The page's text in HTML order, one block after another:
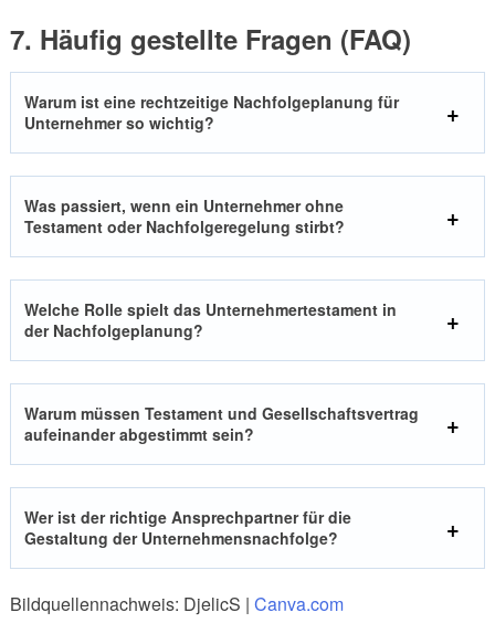
7. Häufig gestellte Fragen (FAQ)
Warum ist eine rechtzeitige Nachfolgeplanung für
Unternehmer so wichtig?
Was passiert, wenn ein Unternehmer ohne
Testament oder Nachfolgeregelung stirbt?
Welche Rolle spielt das Unternehmertestament in
der Nachfolgeplanung?
Warum müssen Testament und Gesellschaftsvertrag
aufeinander abgestimmt sein?
Wer ist der richtige Ansprechpartner für die
Gestaltung der Unternehmensnachfolge?
Bildquellennachweis: DjelicS | Canva.com